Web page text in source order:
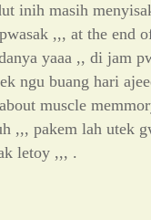
inih masih
,,, at the end
yaaa ,, di jam
ngu buang hari
muscle
,,, pakem lah utek
letoy ,,, .